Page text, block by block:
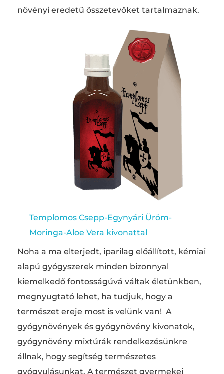
növényi eredetű összetevőket tartalmaznak.
Templomos Csepp-Egynyári Üröm-
Moringa-Aloe Vera kivonattal
Noha a ma elterjedt, iparilag előállított, kémiai
alapú gyógyszerek minden bizonnyal
kiemelkedő fontosságúvá váltak életünkben,
megnyugtató lehet, ha tudjuk, hogy a
természet ereje most is velünk van! A
gyógynövények és gyógynövény kivonatok,
gyógynövény mixtúrák rendelkezésünkre
állnak, hogy segítség természetes
gyógyulásunkat. A természet gyermekei